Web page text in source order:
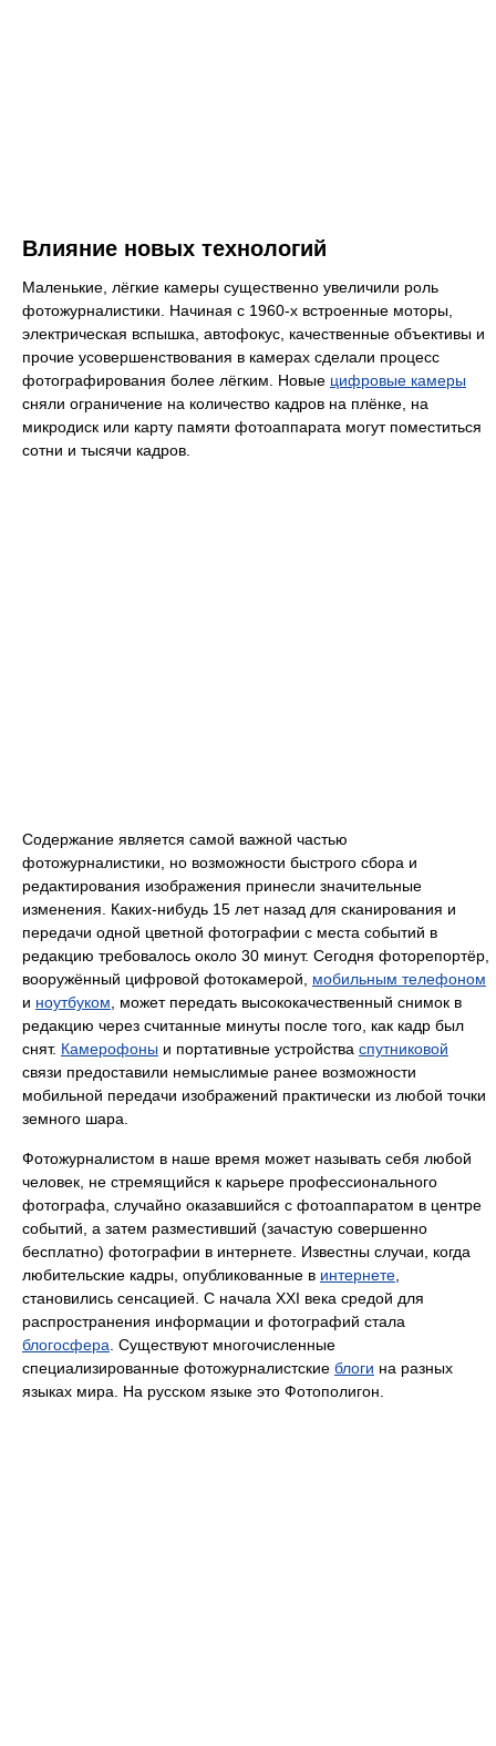
Влияние новых технологий
Маленькие, лёгкие камеры существенно увеличили роль
фотожурналистики. Начиная с 1960-х встроенные моторы,
электрическая вспышка, автофокус, качественные объективы и
прочие усовершенствования в камерах сделали процесс
фотографирования более лёгким. Новые цифровые камеры
сняли ограничение на количество кадров на плёнке, на
микродиск или карту памяти фотоаппарата могут поместиться
сотни и тысячи кадров.
Содержание является самой важной частью
фотожурналистики, но возможности быстрого сбора и
редактирования изображения принесли значительные
изменения. Каких-нибудь 15 лет назад для сканирования и
передачи одной цветной фотографии с места событий в
редакцию требовалось около 30 минут. Сегодня фоторепортёр,
вооружённый цифровой фотокамерой, мобильным телефоном
и ноутбуком, может передать высококачественный снимок в
редакцию через считанные минуты после того, как кадр был
снят. Камерофоны и портативные устройства спутниковой
связи предоставили немыслимые ранее возможности
мобильной передачи изображений практически из любой точки
земного шара.
Фотожурналистом в наше время может называть себя любой
человек, не стремящийся к карьере профессионального
фотографа, случайно оказавшийся с фотоаппаратом в центре
событий, а затем разместивший (зачастую совершенно
бесплатно) фотографии в интернете. Известны случаи, когда
любительские кадры, опубликованные в интернете,
становились сенсацией. С начала XXI века средой для
распространения информации и фотографий стала
блогосфера. Существуют многочисленные
специализированные фотожурналистские блоги на разных
языках мира. На русском языке это Фотополигон.